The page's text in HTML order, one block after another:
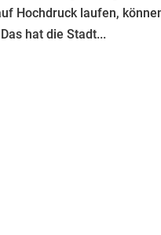
Hochdruck laufen,
hat die Stadt...